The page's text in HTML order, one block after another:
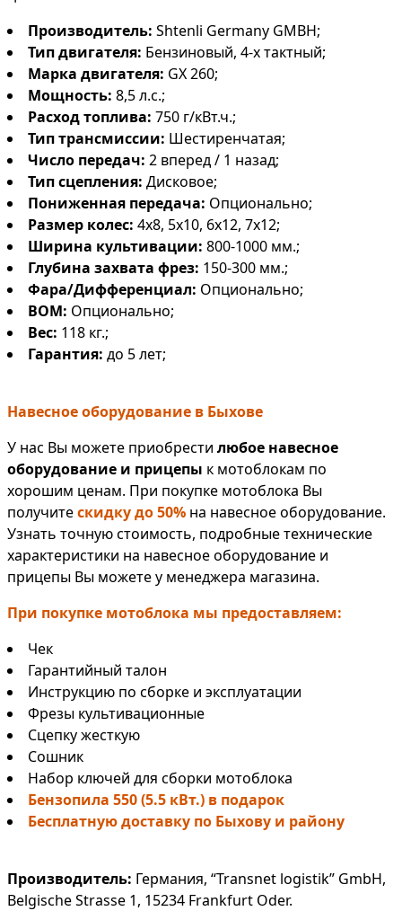
Производитель: Shtenli Germany GMBH;
Тип двигателя: Бензиновый, 4-х тактный;
Марка двигателя: GX 260;
Мощность: 8,5 л.с.;
Расход топлива: 750 г/кВт.ч.;
Тип трансмиссии: Шестиренчатая;
Число передач: 2 вперед / 1 назад;
Тип сцепления: Дисковое;
Пониженная передача: Опционально;
Размер колес: 4х8, 5х10, 6х12, 7х12;
Ширина культивации: 800-1000 мм.;
Глубина захвата фрез: 150-300 мм.;
Фара/Дифференциал: Опционально;
ВОМ: Опционально;
Вес: 118 кг.;
Гарантия: до 5 лет;
Навесное оборудование в Быхове
У нас Вы можете приобрести любое навесное
оборудование и прицепы к мотоблокам по
хорошим ценам. При покупке мотоблока Вы
получитескидку до 50% на навесное оборудование.
Узнать точную стоимость, подробные технические
характеристики на навесное оборудование и
прицепы Вы можете у менеджера магазина.
При покупке мотоблока мы предоставляем:
Чек
Гарантийный талон
Инструкцию по сборке и эксплуатации
Фрезы культивационные
Сцепку жесткую
Сошник
Набор ключей для сборки мотоблока
Бензопила 550 (5.5 кВт.) в подарок
Бесплатную доставку по Быхову и району
Производитель: Германия, “Transnet logistik” GmbH,
Belgische Strasse 1, 15234 Frankfurt Oder.